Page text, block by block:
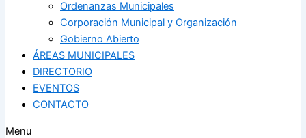
Ordenanzas Municipales
Corporación Municipal y Organización
Gobierno Abierto
ÁREAS MUNICIPALES
DIRECTORIO
EVENTOS
CONTACTO
Menu